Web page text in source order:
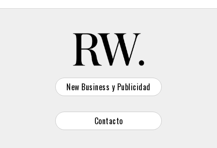
New Business y Publicidad
Contacto